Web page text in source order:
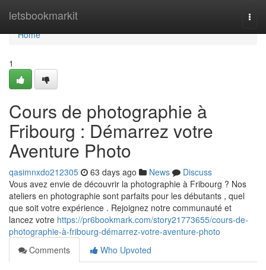
letsbookmarkit
Home
Home
1
Cours de photographie à
Fribourg : Démarrez votre
Aventure Photo
qasimnxdo212305 63 days ago News
Discuss
Vous avez envie de découvrir la photographie à Fribourg ? Nos
ateliers en photographie sont parfaits pour les débutants , quel
que soit votre expérience . Rejoignez notre communauté et
lancez votre https://pr6bookmark.com/story21773655/cours-de-
photographie-à-fribourg-démarrez-votre-aventure-photo
Comments
Who Upvoted